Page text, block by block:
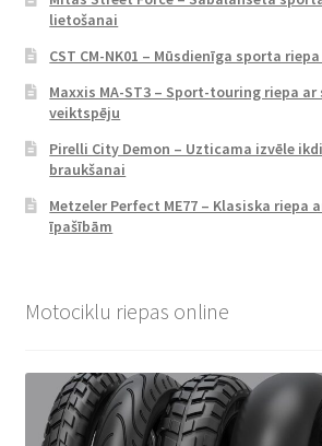
lietošanai
CST CM-NK01 – Mūsdienīga sporta
Maxxis MA-ST3 – Sport-touring riepa
veiktspēju
Pirelli City Demon – Uzticama izvēle
braukšanai
Metzeler Perfect ME77 – Klasiska riepa
īpašībām
Motociklu riepas online